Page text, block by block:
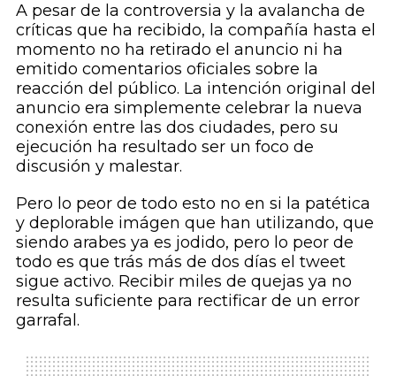
A pesar de la controversia y la avalancha de
críticas que ha recibido, la compañía hasta el
momento no ha retirado el anuncio ni ha
emitido comentarios oficiales sobre la
reacción del público. La intención original del
anuncio era simplemente celebrar la nueva
conexión entre las dos ciudades, pero su
ejecución ha resultado ser un foco de
discusión y malestar.
Pero lo peor de todo esto no en si la patética
y deplorable imágen que han utilizando, que
siendo arabes ya es jodido, pero lo peor de
todo es que trás más de dos días el tweet
sigue activo. Recibir miles de quejas ya no
resulta suficiente para rectificar de un error
garrafal.